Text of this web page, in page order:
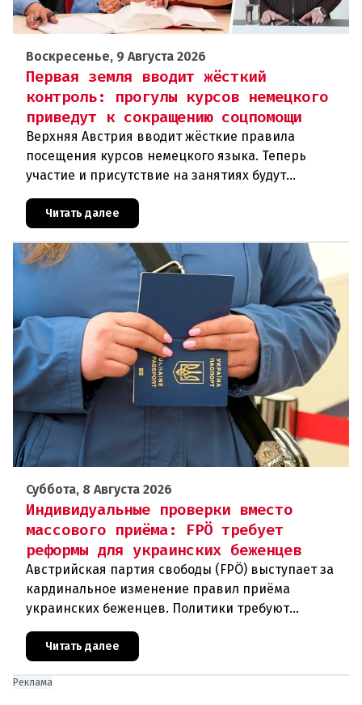
Воскресенье, 9 Августа 2026
Первая земля вводит жёсткий
контроль: прогулы курсов немецкого
приведут к сокращению соцпомощи
Верхняя Австрия вводит жёсткие правила
посещения курсов немецкого языка. Теперь
участие и присутствие на занятиях будут
Те, кто без уважительной причины про
Читать далее
Суббота, 8 Августа 2026
Индивидуальные проверки вместо
массового приёма: FPÖ требует
реформы для украинских беженцев
Австрийская партия свободы (FPÖ) выступает за
кардинальное изменение правил приёма
украинских беженцев. Политики требуют
отменить автоматическое предоставление
убежища и ввести индивидуальные проверки
Читать далее
Реклама